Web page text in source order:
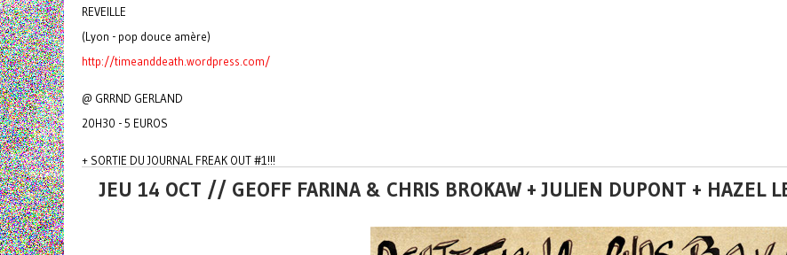
REVEILLE
(Lyon - pop douce amère)
http://timeanddeath.wordpress.com/
@ GRRND GERLAND
20H30 - 5 EUROS
+ SORTIE DU JOURNAL FREAK OUT #1!!!
JEU 14 OCT // GEOFF FARINA & CHRIS BROKAW + JULIEN DUPONT + HAZEL